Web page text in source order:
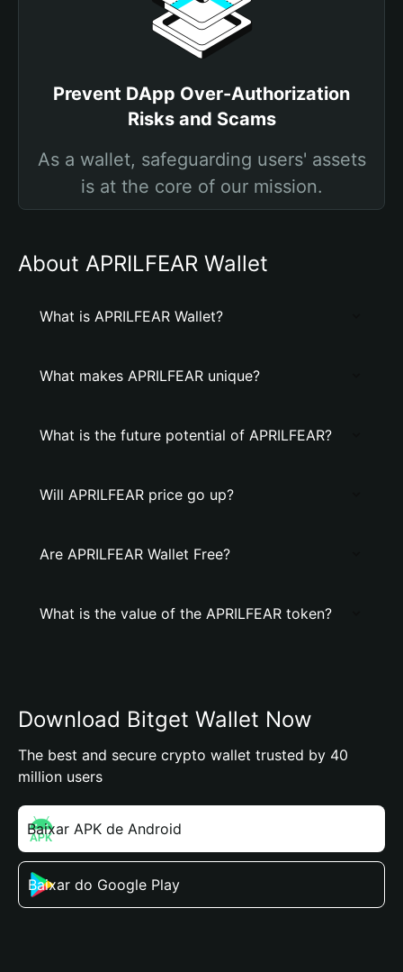
Prevent DApp Over-Authorization
Risks and Scams
As a wallet, safeguarding users' assets
is at the core of our mission.
About APRILFEAR Wallet
What is APRILFEAR Wallet?
What makes APRILFEAR unique?
What is the future potential of APRILFEAR?
Will APRILFEAR price go up?
Are APRILFEAR Wallet Free?
What is the value of the APRILFEAR token?
Download Bitget Wallet Now
The best and secure crypto wallet trusted by 40
million users
Baixar APK de Android
Baixar do Google Play